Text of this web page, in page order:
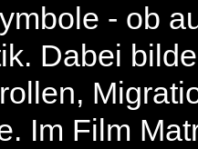
- ob
Dabei
Im Film